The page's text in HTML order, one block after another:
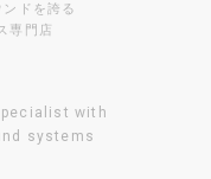
ドを誇る
専門店
with
systems